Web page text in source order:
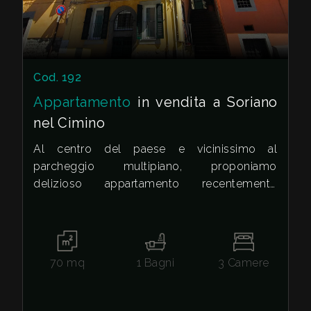
Cod. 192
Appartamento in vendita a Soriano
nel Cimino
Al centro del paese e vicinissimo al
parcheggio multipiano, proponiamo
delizioso appartamento recentemente
L'immobile, disposto su due livelli, è
composto da soggiorno con angolo cottura,
zona lavanderia, tre camere da letto e un
70 mq 1 Bagni 3 Camere